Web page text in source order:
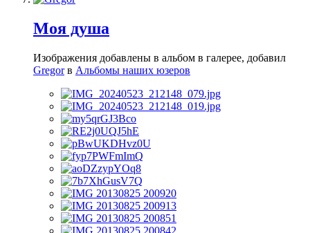
Моя душа
Изображения добавлены в альбом в галерее, добавил
Gregorв Альбомы наших юзеров